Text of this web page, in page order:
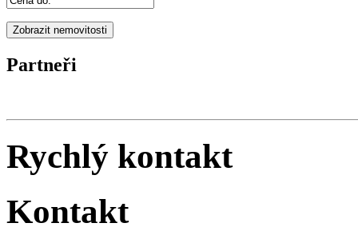
Partneři
Rychlý kontakt
Kontakt